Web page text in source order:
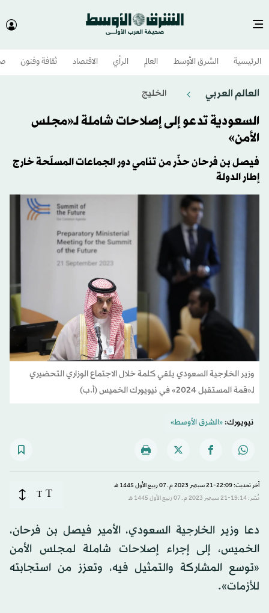
الرئيسية الشرق الأوسط​ العالم الرأي الاقتصاد ثقافة وفنون
العالم العربي الخليج
السعودية تدعو إلى إصلاحات شاملة لـ«مجلس
الأمن»
فيصل بن فرحان حذّر من تنامي دور الجماعات المسلّحة خارج
إطار الدولة
وزير الخارجية السعودي يلقي كلمة خلال الاجتماع الوزاري التحضيري
لـ«قمة المستقبل 2024» في نيويورك الخميس (أ.ب)
نيويورك:«الشرق الأوسط»
آخر تحديث: 22:09-21 سبتمبر 2023 م ـ 07 ربيع الأول 1445 هـ
نُشر: 19:14-21 سبتمبر 2023 م ـ 07 ربيع الأول 1445 هـ
T
T
دعا وزير الخارجية السعودي، الأمير فيصل بن فرحان،
الخميس، إلى إجراء إصلاحات شاملة لمجلس الأمن
«توسع المشاركة والتمثيل فيه، وتعزز من استجابته
للأزمات».